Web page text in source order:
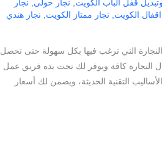
قفل الباب الكويت نجار حولي
نجار
الكويت نجار ممتاز الكويت
نجار هندي
التي ترغب فيها بكل سهولة حتى تحصل
النجارة كافة ويوفر لك تحت يده فريق عمل
التقنية الحديثة، ويضمن لك أسعار